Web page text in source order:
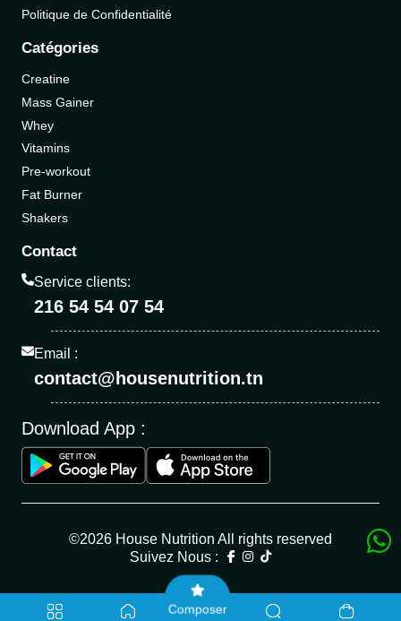
Composer
Politique de Confidentialité
Catégories
Creatine
Mass Gainer
Whey
Vitamins
Pre-workout
Fat Burner
Shakers
Contact
Service clients:
216 54 54 07 54
Email :
contact@housenutrition.tn
Download App :
©2026 House Nutrition All rights reserved
Suivez Nous :